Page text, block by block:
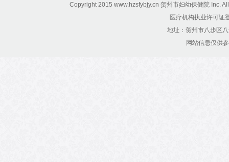
Copyright 2015 www.hzsfybjy.cn 贺州市妇幼保健院 Inc. All
医疗机构执业许可
地址：贺州市八步区
网站信息仅供